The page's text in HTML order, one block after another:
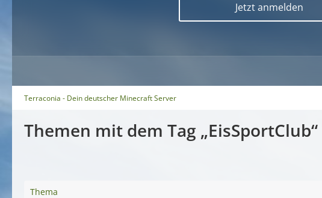
Jetzt anmelden
Terraconia - Dein deutscher Minecraft Server
Themen mit dem Tag „EisSportClub“
Thema